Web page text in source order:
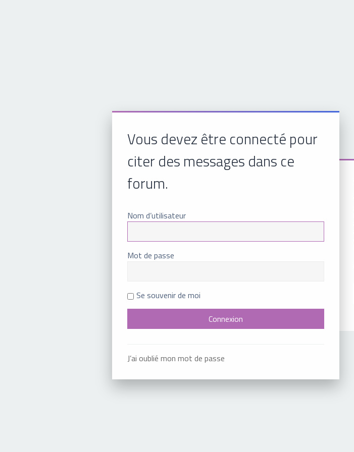
Vous devez être connecté pour
citer des messages dans ce
forum.
Nom d’utilisateur
Mot de passe
Se souvenir de moi
J’ai oublié mon mot de passe